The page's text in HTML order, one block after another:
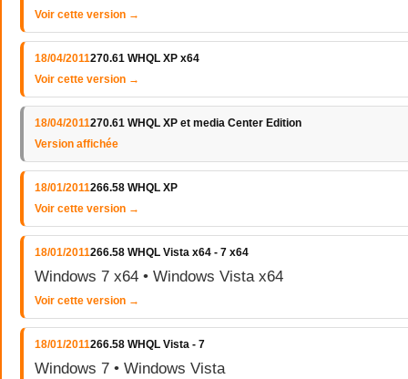
Voir cette version →
18/04/2011270.61 WHQL XP x64
Voir cette version →
18/04/2011270.61 WHQL XP et media Center Edition
Version affichée
18/01/2011266.58 WHQL XP
Voir cette version →
18/01/2011266.58 WHQL Vista x64 - 7 x64
Windows 7 x64 • Windows Vista x64
Voir cette version →
18/01/2011266.58 WHQL Vista - 7
Windows 7 • Windows Vista